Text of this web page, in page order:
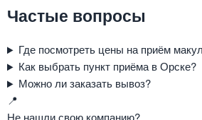
Частые вопросы
Где посмотреть цены на приём
Как выбрать пункт приёма в Орске?
Можно ли заказать вывоз?
📍
Не нашли свою компанию?